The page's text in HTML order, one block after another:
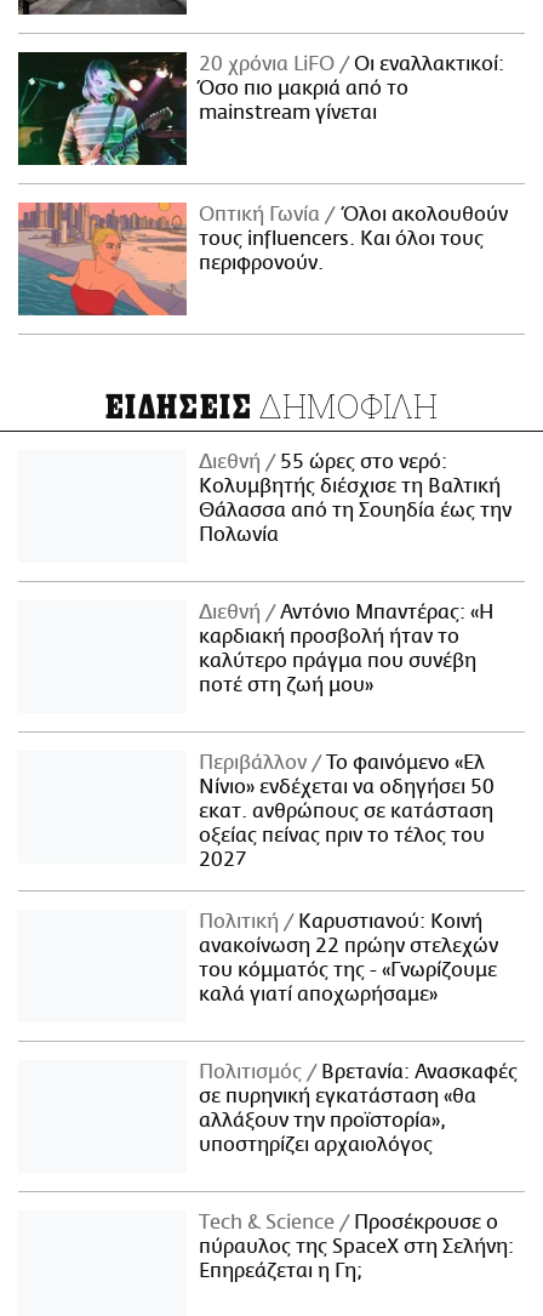
20 χρόνια LiFO
Οι εναλλακτικοί:
Όσο πιο μακριά από το
mainstream γίνεται
Οπτική Γωνία
Όλοι ακολουθούν
τους influencers. Και όλοι τους
περιφρονούν.
ΕΙΔΗΣΕΙΣ ΔΗΜΟΦΙΛΗ
Διεθνή
55 ώρες στο νερό:
Κολυμβητής διέσχισε τη Βαλτική
Θάλασσα από τη Σουηδία έως την
Πολωνία
Διεθνή
Αντόνιο Μπαντέρας: «Η
καρδιακή προσβολή ήταν το
καλύτερο πράγμα που συνέβη
ποτέ στη ζωή μου»
Περιβάλλον
Το φαινόμενο «Ελ
Νίνιο» ενδέχεται να οδηγήσει 50
εκατ. ανθρώπους σε κατάσταση
οξείας πείνας πριν το τέλος του
2027
Πολιτική
Καρυστιανού: Κοινή
ανακοίνωση 22 πρώην στελεχών
του κόμματός της - «Γνωρίζουμε
καλά γιατί αποχωρήσαμε»
Πολιτισμός
Βρετανία: Ανασκαφές
σε πυρηνική εγκατάσταση «θα
αλλάξουν την προϊστορία»,
υποστηρίζει αρχαιολόγος
Τech & Science
Προσέκρουσε ο
πύραυλος της SpaceX στη Σελήνη:
Επηρεάζεται η Γη;